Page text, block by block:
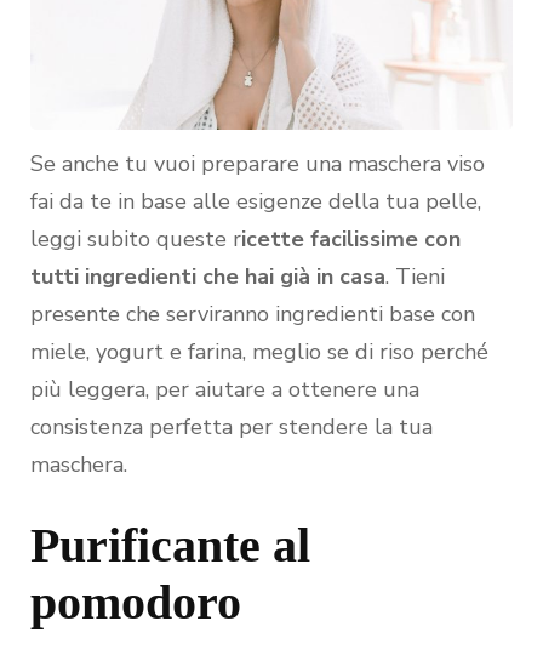
Se anche tu vuoi preparare una maschera viso
fai da te in base alle esigenze della tua pelle,
leggi subito queste ricette facilissime con
tutti ingredienti che hai già in casa. Tieni
presente che serviranno ingredienti base con
miele, yogurt e farina, meglio se di riso perché
più leggera, per aiutare a ottenere una
consistenza perfetta per stendere la tua
maschera.
Purificante al
pomodoro